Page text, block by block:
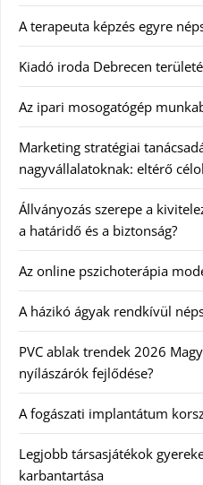
A terapeuta képzés egyre
Kiadó iroda Debrecen
Az ipari mosogatógép
Marketing stratégiai
nagyvállalatoknak: eltérő
Állványozás szerepe a
a határidő és a biztonság?
Az online pszichoterápia
A házikó ágyak rendkívül
PVC ablak trendek 2026
nyílászárók fejlődése?
A fogászati implantátum
Legjobb társasjátékok
karbantartása